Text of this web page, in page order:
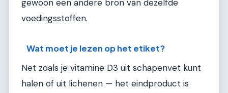
gewoon een andere bron van dezelfde
voedingsstoffen.
Wat moet je lezen op het etiket?
Net zoals je vitamine D3 uit schapenvet kunt
halen of uit lichenen — het eindproduct is